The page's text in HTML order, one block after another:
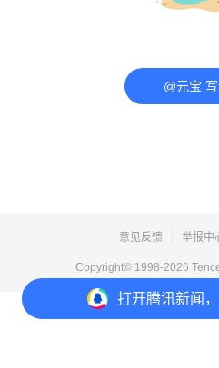
打开腾讯新闻
@元宝
意见反馈 举报中
Copyright© 1998-2026